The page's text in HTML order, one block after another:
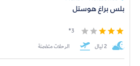
بلس براغ هوستل
3*
2 ليال الرحلات متضمنة